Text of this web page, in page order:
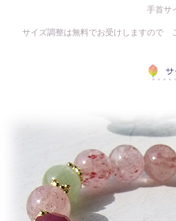
手首サ
サイズ調整は無料でお受けしますので